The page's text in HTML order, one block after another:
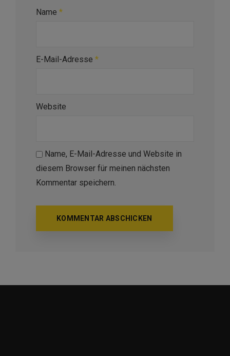
Name *
E-Mail-Adresse *
Website
Name, E-Mail-Adresse und Website in
diesem Browser für meinen nächsten
Kommentar speichern.